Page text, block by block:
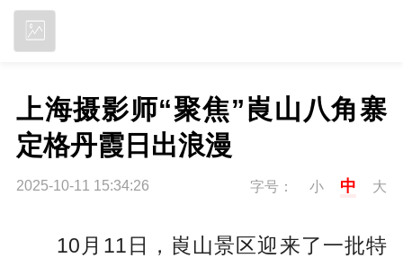
上海摄影师“聚焦”崀山八角寨
定格丹霞日出浪漫
2025-10-11 15:34:26 字号： 小 中 大
10月11日，崀山景区迎来了一批特